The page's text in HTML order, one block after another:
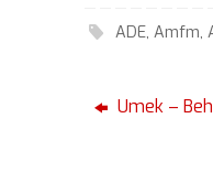
ADE,Amfm,
Umek –